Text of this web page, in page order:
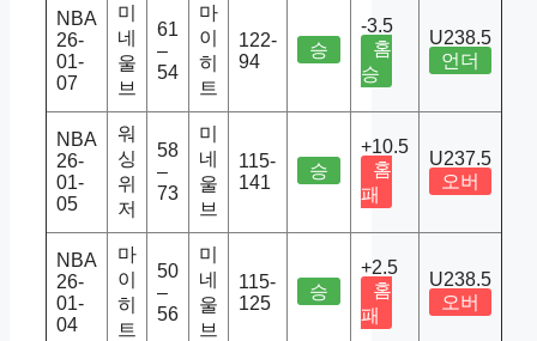
NBA
26-
01-
07
미
네
울
브
61
–
54
마
이
히
트
122-
94
승
-3.5
홈
승
U238.5
언더
NBA
26-
01-
05
워
싱
위
저
58
–
73
미
네
울
브
115-
141
승
+10.5
홈
패
U237.5
오버
NBA
26-
01-
04
마
이
히
트
50
–
56
미
네
울
브
115-
125
승
+2.5
홈
패
U238.5
오버